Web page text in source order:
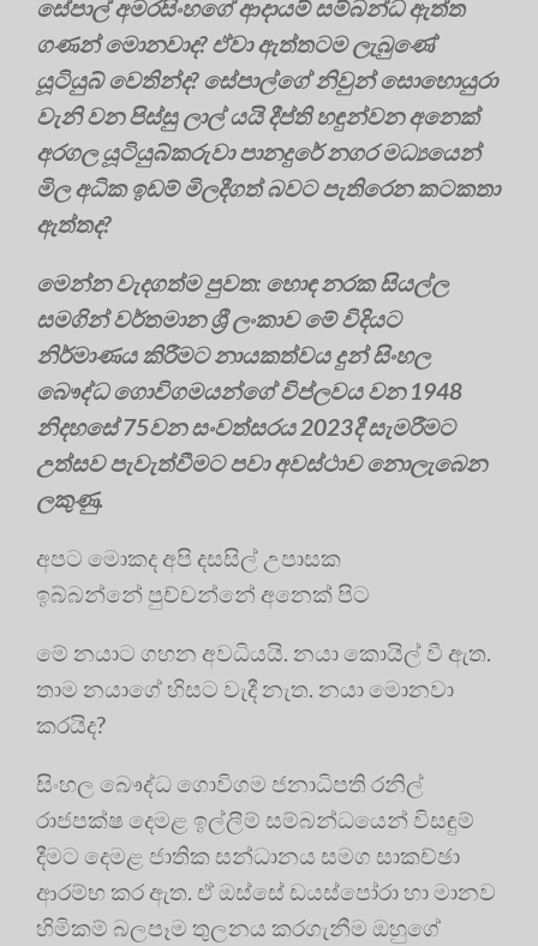
සේපාල් අමරසිංහගේ ආදායම් සම්බන්ධ ඇත්ත
ගණන් මොනවාද? ඒවා ඇත්තටම ලැබුණේ
යූටියුබ් වෙතින්ද? සේපාල්ගේ නිවුන් සොහොයුරා
වැනි වන පිස්සු ලාල් යයි දීප්ති හඳුන්වන අනෙක්
අරගල යූටියුබ්කරුවා පානදුරේ නගර මධ්‍යයෙන්
මිල අධික ඉඩම් මිලදීගත් බවට පැතිරෙන කටකතා
ඇත්තද?
මෙන්න වැදගත්ම පුවත: හොඳ නරක සියල්ල
සමගින් වර්තමාන ශ්‍රී ලංකාව මේ විදියට
නිර්මාණය කිරීමට නායකත්වය දුන් සිංහල
බෞද්ධ ගොවිගමයන්ගේ විප්ලවය වන 1948
නිදහසේ 75වන සංවත්සරය 2023දී සැමරීමට
උත්සව පැවැත්වීමට පවා අවස්ථාව නොලැබෙන
ලකුණු.
අපට මොකද අපි දසසිල් උපාසක
ඉබ්බන්නේ පුච්චන්නේ අනෙක් පිට
මේ නයාට ගහන අවධියයි. නයා කොයිල් වී ඇත.
තාම නයාගේ හිසට වැදී නැත. නයා මොනවා
කරයිද?
සිංහල බෞද්ධ ගොවිගම ජනාධිපති රනිල්
රාජපක්ෂ දෙමළ ඉල්ලීම් සම්බන්ධයෙන් විසඳුම්
දීමට දෙමළ ජාතික සන්ධානය සමග සාකච්ඡා
ආරම්භ කර ඇත. ඒ ඔස්සේ ඩයස්පෝරා හා මානව
හිමිකම් බලපෑම තුලනය කරගැනීම ඔහුගේ